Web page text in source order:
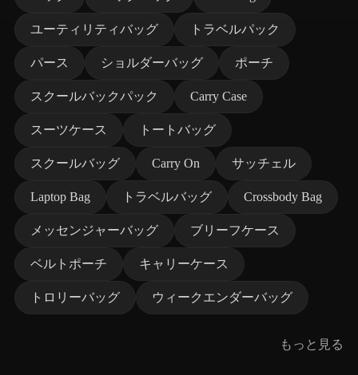
ユーティリティバッグ トラベルパック
パース ショルダーバッグ ポーチ
スクールバックパック Carry Case
スーツケース トートバッグ
スクールバッグ Carry On サッチェル
Laptop Bag トラベルバッグ Crossbody Bag
メッセンジャーバッグ ブリーフケース
ベルトポーチ キャリーケース
トロリーバッグ ウィークエンダーバッグ
もっと見る